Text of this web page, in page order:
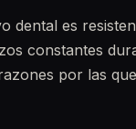
dental es
constantes
por las